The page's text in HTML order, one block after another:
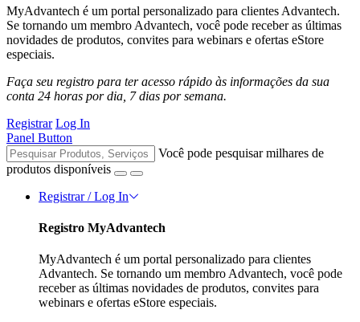
MyAdvantech é um portal personalizado para clientes Advantech.
Se tornando um membro Advantech, você pode receber as últimas
novidades de produtos, convites para webinars e ofertas eStore
especiais.
Faça seu registro para ter acesso rápido às informações da sua
conta 24 horas por dia, 7 dias por semana.
Registrar Log In
Panel Button
Você pode pesquisar milhares de
produtos disponíveis
Registrar / Log In
Registro MyAdvantech
MyAdvantech é um portal personalizado para clientes
Advantech. Se tornando um membro Advantech, você pode
receber as últimas novidades de produtos, convites para
webinars e ofertas eStore especiais.